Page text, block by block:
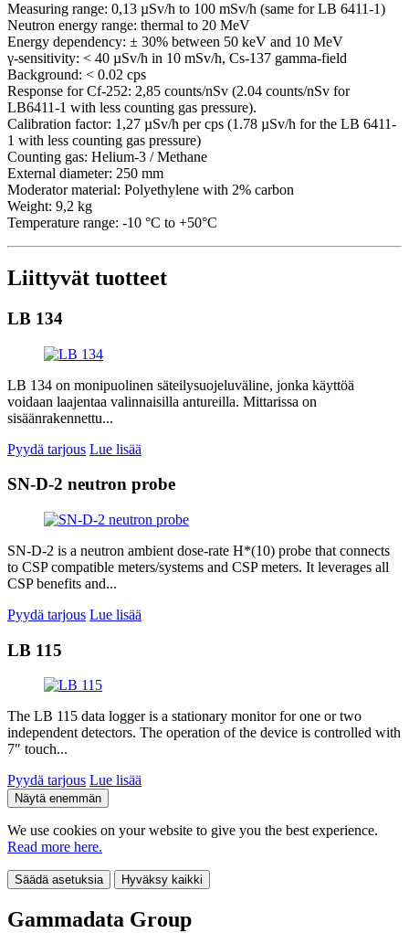
Measuring range: 0,13 µSv/h to 100 mSv/h (same for LB 6411-1)
Neutron energy range: thermal to 20 MeV
Energy dependency: ± 30% between 50 keV and 10 MeV
γ-sensitivity: < 40 µSv/h in 10 mSv/h, Cs-137 gamma-field
Background: < 0.02 cps
Response for Cf-252: 2,85 counts/nSv (2.04 counts/nSv for
LB6411-1 with less counting gas pressure).
Calibration factor: 1,27 µSv/h per cps (1.78 µSv/h for the LB 6411-
1 with less counting gas pressure)
Counting gas: Helium-3 / Methane
External diameter: 250 mm
Moderator material: Polyethylene with 2% carbon
Weight: 9,2 kg
Temperature range: -10 °C to +50°C
Liittyvät tuotteet
LB 134
LB 134 on monipuolinen säteilysuojeluväline, jonka käyttöä
voidaan laajentaa valinnaisilla antureilla. Mittarissa on
sisäänrakennettu...
Pyydä tarjous Lue lisää
SN-D-2 neutron probe
SN-D-2 is a neutron ambient dose-rate H*(10) probe that connects
to CSP compatible meters/systems and CSP meters. It leverages all
CSP benefits and...
Pyydä tarjous Lue lisää
LB 115
The LB 115 data logger is a stationary monitor for one or two
independent detectors. The operation of the device is controlled with
7″ touch...
Pyydä tarjous Lue lisää
Näytä enemmän
We use cookies on your website to give you the best experience.
Read more here.
Säädä asetuksia Hyväksy kaikki
Gammadata Group